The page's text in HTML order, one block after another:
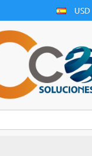
USD